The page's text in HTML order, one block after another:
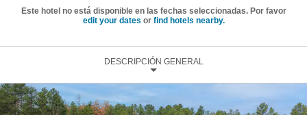
Este hotel no está disponible en las fechas seleccionadas. Por favor
edit your dates or find hotels nearby.
DESCRIPCIÓN GENERAL